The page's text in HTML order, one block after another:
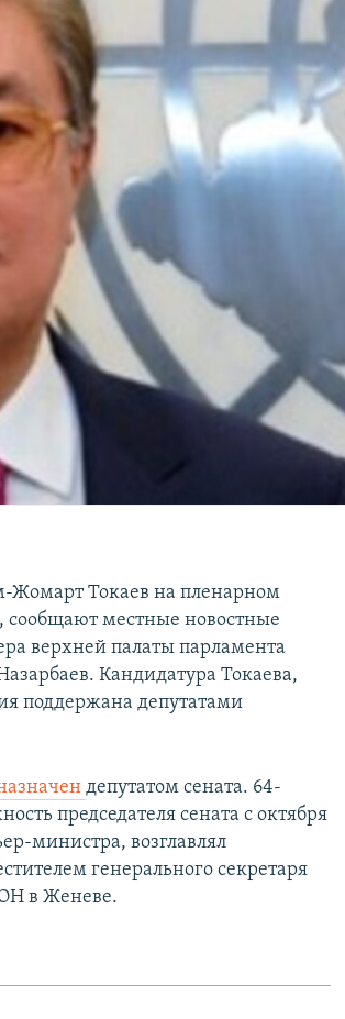
Жомарт Токаев на пленарном
сообщают местные новостные
верхней палаты парламента
Кандидатура Токаева,
поддержана депутатами
депутатом сената. 64-
председателя сената с октября
министра, возглавлял
генерального секретаря
в Женеве.